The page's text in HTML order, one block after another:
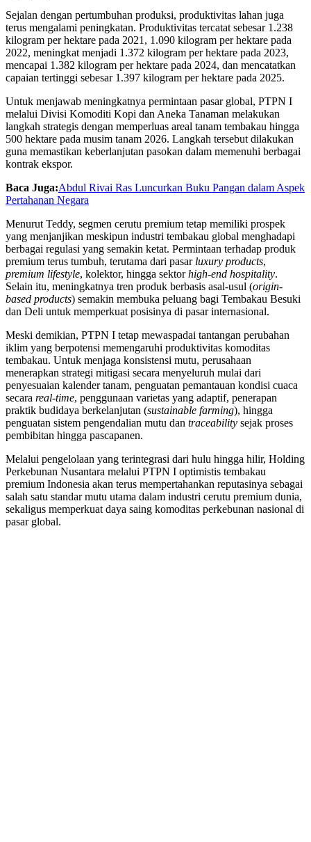
Sejalan dengan pertumbuhan produksi, produktivitas lahan juga
terus mengalami peningkatan. Produktivitas tercatat sebesar 1.238
kilogram per hektare pada 2021, 1.090 kilogram per hektare pada
2022, meningkat menjadi 1.372 kilogram per hektare pada 2023,
mencapai 1.382 kilogram per hektare pada 2024, dan mencatatkan
capaian tertinggi sebesar 1.397 kilogram per hektare pada 2025.
Untuk menjawab meningkatnya permintaan pasar global, PTPN I
melalui Divisi Komoditi Kopi dan Aneka Tanaman melakukan
langkah strategis dengan memperluas areal tanam tembakau hingga
500 hektare pada musim tanam 2026. Langkah tersebut dilakukan
guna memastikan keberlanjutan pasokan dalam memenuhi berbagai
kontrak ekspor.
Baca Juga:Abdul Rivai Ras Luncurkan Buku Pangan dalam Aspek
Pertahanan Negara
Menurut Teddy, segmen cerutu premium tetap memiliki prospek
yang menjanjikan meskipun industri tembakau global menghadapi
berbagai regulasi yang semakin ketat. Permintaan terhadap produk
premium terus tumbuh, terutama dari pasar luxury products,
premium lifestyle, kolektor, hingga sektorhigh-end hospitality.
Selain itu, meningkatnya tren produk berbasis asal-usul (origin-
based products) semakin membuka peluang bagi Tembakau Besuki
dan Deli untuk memperkuat posisinya di pasar internasional.
Meski demikian, PTPN I tetap mewaspadai tantangan perubahan
iklim yang berpotensi memengaruhi produktivitas komoditas
tembakau. Untuk menjaga konsistensi mutu, perusahaan
menerapkan strategi mitigasi secara menyeluruh mulai dari
penyesuaian kalender tanam, penguatan pemantauan kondisi cuaca
secara real-time, penggunaan varietas yang adaptif, penerapan
praktik budidaya berkelanjutan (sustainable farming), hingga
penguatan sistem pengendalian mutu dan traceability sejak proses
pembibitan hingga pascapanen.
Melalui pengelolaan yang terintegrasi dari hulu hingga hilir, Holding
Perkebunan Nusantara melalui PTPN I optimistis tembakau
premium Indonesia akan terus mempertahankan reputasinya sebagai
salah satu standar mutu utama dalam industri cerutu premium dunia,
sekaligus memperkuat daya saing komoditas perkebunan nasional di
pasar global.